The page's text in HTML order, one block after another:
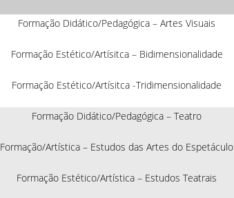
Formação Didático/Pedagógica – Artes Visuais
Formação Estético/Artísitca – Bidimensionalidade
Formação Estético/Artísitca -Tridimensionalidade
Formação Didático/Pedagógica – Teatro
Formação/Artística – Estudos das Artes do Espetáculo
Formação Estético/Artística – Estudos Teatrais